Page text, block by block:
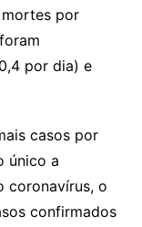
por
por dia) e
casos por
único a
coronavírus, o
confirmados